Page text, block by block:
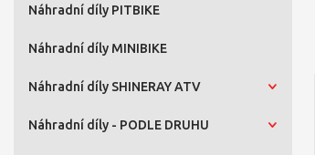
Náhradní díly PITBIKE
Náhradní díly MINIBIKE
Náhradní díly SHINERAY ATV
Náhradní díly - PODLE DRUHU